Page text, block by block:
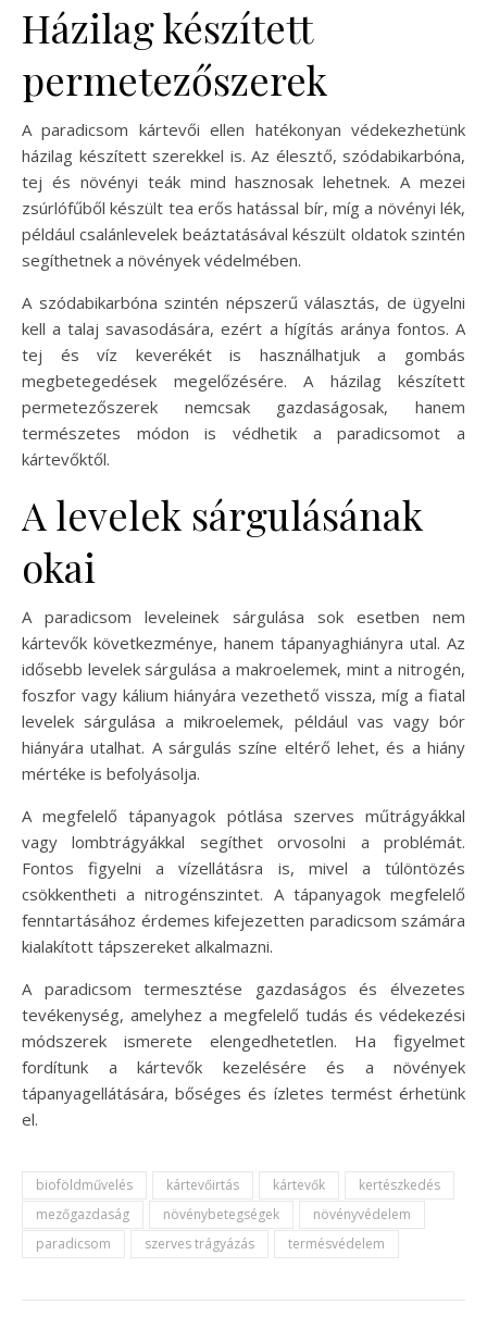
Házilag készített
permetezőszerek
A paradicsom kártevői ellen hatékonyan védekezhetünk
házilag készített szerekkel is. Az élesztő, szódabikarbóna,
tej és növényi teák mind hasznosak lehetnek. A mezei
zsúrlófűből készült tea erős hatással bír, míg a növényi lék,
például csalánlevelek beáztatásával készült oldatok szintén
segíthetnek a növények védelmében.
A szódabikarbóna szintén népszerű választás, de ügyelni
kell a talaj savasodására, ezért a hígítás aránya fontos. A
tej és víz keverékét is használhatjuk a gombás
megbetegedések megelőzésére. A házilag készített
permetezőszerek nemcsak gazdaságosak, hanem
természetes módon is védhetik a paradicsomot a
kártevőktől.
A levelek sárgulásának
okai
A paradicsom leveleinek sárgulása sok esetben nem
kártevők következménye, hanem tápanyaghiányra utal. Az
idősebb levelek sárgulása a makroelemek, mint a nitrogén,
foszfor vagy kálium hiányára vezethető vissza, míg a fiatal
levelek sárgulása a mikroelemek, például vas vagy bór
hiányára utalhat. A sárgulás színe eltérő lehet, és a hiány
mértéke is befolyásolja.
A megfelelő tápanyagok pótlása szerves műtrágyákkal
vagy lombtrágyákkal segíthet orvosolni a problémát.
Fontos figyelni a vízellátásra is, mivel a túlöntözés
csökkentheti a nitrogénszintet. A tápanyagok megfelelő
fenntartásához érdemes kifejezetten paradicsom számára
kialakított tápszereket alkalmazni.
A paradicsom termesztése gazdaságos és élvezetes
tevékenység, amelyhez a megfelelő tudás és védekezési
módszerek ismerete elengedhetetlen. Ha figyelmet
fordítunk a kártevők kezelésére és a növények
tápanyagellátására, bőséges és ízletes termést érhetünk
el.
bioföldművelés kártevőirtás kártevők
kertészkedés
mezőgazdaság
növénybetegségek
növényvédelem
paradicsom
szerves trágyázás termésvédelem